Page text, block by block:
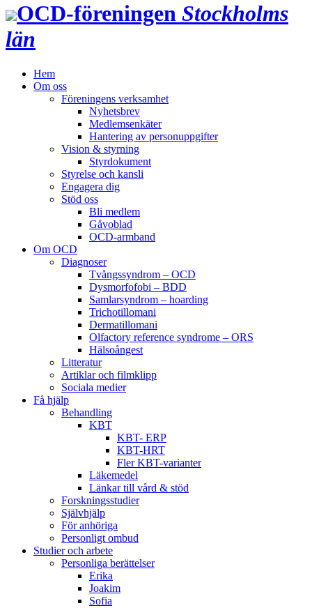
OCD‑föreningen Stockholms
län
Hem
Om oss
Föreningens verksamhet
Nyhetsbrev
Medlemsenkäter
Hantering av personuppgifter
Vision & styrning
Styrdokument
Styrelse och kansli
Engagera dig
Stöd oss
Bli medlem
Gåvoblad
OCD-armband
Om OCD
Diagnoser
Tvångssyndrom – OCD
Dysmorfofobi – BDD
Samlarsyndrom – hoarding
Trichotillomani
Dermatillomani
Olfactory reference syndrome – ORS
Hälsoångest
Litteratur
Artiklar och filmklipp
Sociala medier
Få hjälp
Behandling
KBT
KBT- ERP
KBT-HRT
Fler KBT-varianter
Läkemedel
Länkar till vård & stöd
Forskningsstudier
Självhjälp
För anhöriga
Personligt ombud
Studier och arbete
Personliga berättelser
Erika
Joakim
Sofia